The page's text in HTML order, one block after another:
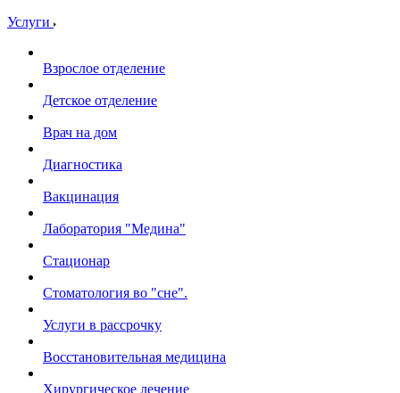
Услуги
Взрослое отделение
Детское отделение
Врач на дом
Диагностика
Вакцинация
Лаборатория "Медина"
Стационар
Стоматология во "сне".
Услуги в рассрочку
Восстановительная медицина
Хирургическое лечение